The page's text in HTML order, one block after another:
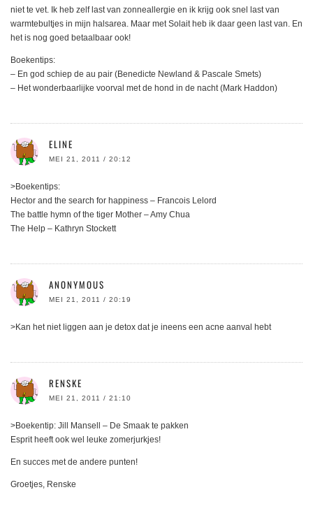
niet te vet. Ik heb zelf last van zonneallergie en ik krijg ook snel last van
warmtebultjes in mijn halsarea. Maar met Solait heb ik daar geen last van. En
het is nog goed betaalbaar ook!
Boekentips:
– En god schiep de au pair (Benedicte Newland & Pascale Smets)
– Het wonderbaarlijke voorval met de hond in de nacht (Mark Haddon)
ELINE
MEI 21, 2011 / 20:12
>Boekentips:
Hector and the search for happiness – Francois Lelord
The battle hymn of the tiger Mother – Amy Chua
The Help – Kathryn Stockett
ANONYMOUS
MEI 21, 2011 / 20:19
>Kan het niet liggen aan je detox dat je ineens een acne aanval hebt
RENSKE
MEI 21, 2011 / 21:10
>Boekentip: Jill Mansell – De Smaak te pakken
Esprit heeft ook wel leuke zomerjurkjes!
En succes met de andere punten!
Groetjes, Renske